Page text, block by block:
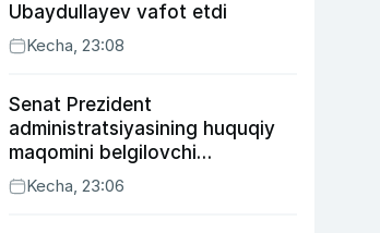
Ubaydullayev vafot etdi
Kecha, 23:08
Senat Prezident
administratsiyasining huquqiy
maqomini belgilovchi
konstitutsiyaviy qonunni
ma’qulladi
Kecha, 23:06